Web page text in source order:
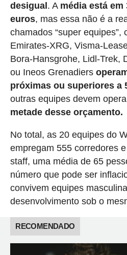
desigual . A média está em
euros, mas essa não é a
chamados “super equipes”,
Emirates-XRG, Visma-
Bora-Hansgrohe, Lidl-Trek,
ou Ineos Grenadiers
próximas ou superiores a
outras equipes devem
metade desse orçamento.
No total, as 20 equipes do
empregam 555 corredores
staff, uma média de 65
número que pode ser
convivem equipes
desenvolvimento sob o
RECOMENDADO